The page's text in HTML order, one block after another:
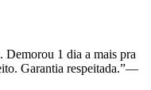
1 dia a mais pra
Garantia respeitada.”—